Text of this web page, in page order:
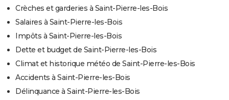
Crèches et garderies à Saint-Pierre-les-Bois
Salaires à Saint-Pierre-les-Bois
Impôts à Saint-Pierre-les-Bois
Dette et budget de Saint-Pierre-les-Bois
Climat et historique météo de Saint-Pierre-les-Bois
Accidents à Saint-Pierre-les-Bois
Délinquance à Saint-Pierre-les-Bois